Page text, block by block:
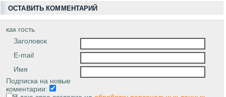
ОСТАВИТЬ КОММЕНТАРИЙ
как гость
Заголовок
E-mail
Имя
Подписка на новые
коментарии: